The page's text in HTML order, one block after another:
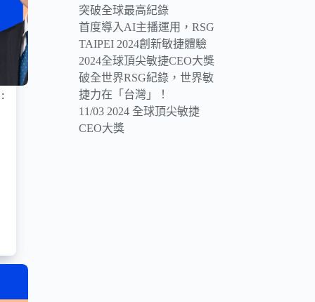
突破全球最高紀錄
首度導入AI主播運用，RSG
TAIPEI 2024創新敏捷體驗
2024全球頂尖敏捷CEO大獎
破全世界RSG紀錄，世界敏
捷力在「台灣」！
11/03 2024 全球頂尖敏捷
CEO大獎